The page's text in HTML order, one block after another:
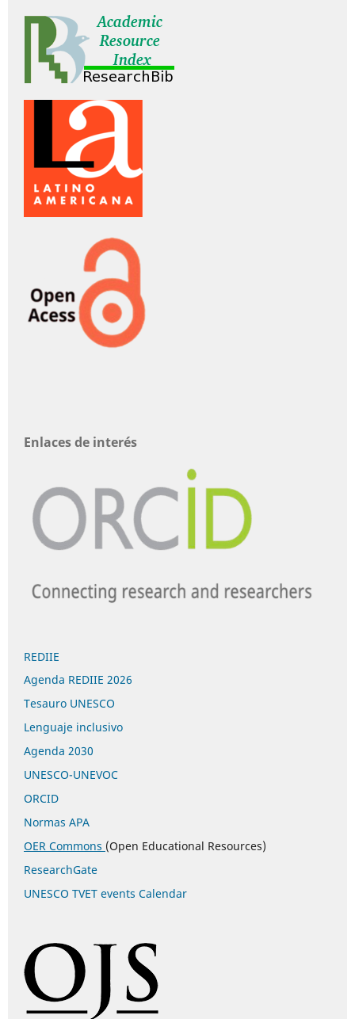
Enlaces de interés
REDIIE
Agenda REDIIE 2026
Tesauro UNESCO
Lenguaje inclusivo
Agenda 2030
UNESCO-UNEVOC
ORCID
Normas APA
OER Commons (Open Educational Resources)
ResearchGate
UNESCO TVET events Calendar